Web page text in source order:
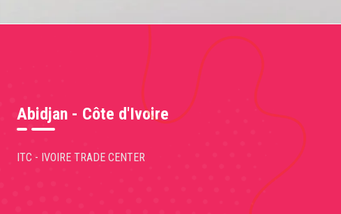
Abidjan - Côte d'Ivoire
ITC - IVOIRE TRADE CENTER